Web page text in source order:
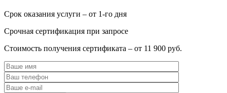
Срок оказания услуги – от 1-го дня
Срочная сертификация при запросе
Стоимость получения сертификата – от 11 900 руб.